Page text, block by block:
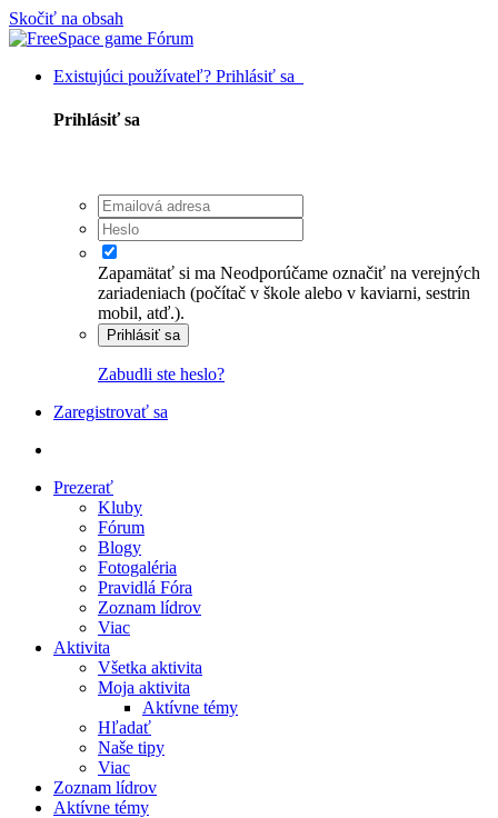
Skočiť na obsah
Existujúci používateľ? Prihlásiť sa
Prihlásiť sa
Zapamätať si ma Neodporúčame označiť na verejných
zariadeniach (počítač v škole alebo v kaviarni, sestrin
mobil, atď.).
Prihlásiť sa
Zabudli ste heslo?
Zaregistrovať sa
Prezerať
Kluby
Fórum
Blogy
Fotogaléria
Pravidlá Fóra
Zoznam lídrov
Viac
Aktivita
Všetka aktivita
Moja aktivita
Aktívne témy
Hľadať
Naše tipy
Viac
Zoznam lídrov
Aktívne témy